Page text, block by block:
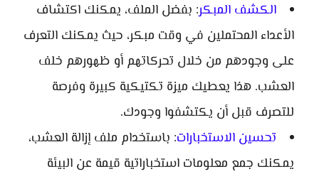
الكشف المبكر: بفضل الملف، يمكنك اكتشاف
الأعداء المحتملين في وقت مبكر، حيث يمكنك التعرف
على وجودهم من خلال تحركاتهم أو ظهورهم خلف
العشب. هذا يعطيك ميزة تكتيكية كبيرة وفرصة
للتصرف قبل أن يكتشفوا وجودك.
تحسين الاستخبارات: باستخدام ملف إزالة العشب،
يمكنك جمع معلومات استخباراتية قيمة عن البيئة